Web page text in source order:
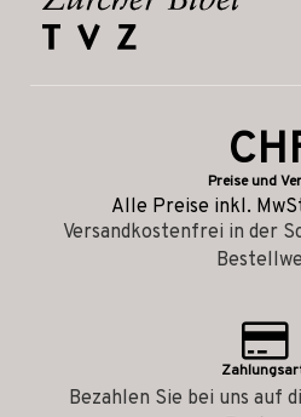
Preise und
Alle Preise inkl.
Versandkostenfrei in der
Bezahlen Sie bei uns auf